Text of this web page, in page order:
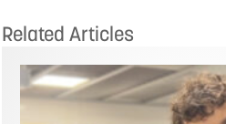
Related Articles